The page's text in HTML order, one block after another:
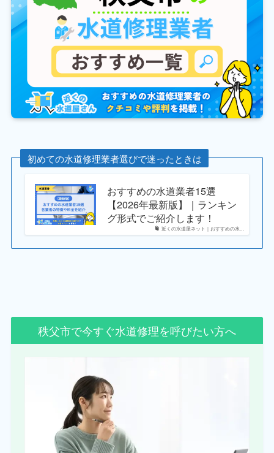
初めての水道修理業者選びで迷ったときは
近くの水道屋ネット｜おすすめの水...
おすすめの水道業者15選
【2026年最新版】｜ランキン
グ形式でご紹介します！
秩父市で今すぐ水道修理を呼びたい方へ